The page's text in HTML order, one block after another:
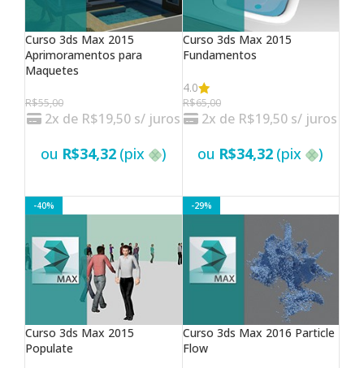
Curso 3ds Max 2015
Aprimoramentos para
Maquetes
R$55,00
2x de R$19,50 s/ juros
ou R$34,32 (pix )
Curso 3ds Max 2015
Fundamentos
4.0
R$65,00
2x de R$19,50 s/ juros
ou R$34,32 (pix )
-40%
Curso 3ds Max 2015
Populate
-29%
Curso 3ds Max 2016 Particle
Flow